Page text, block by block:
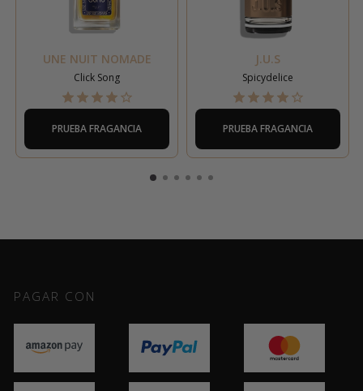
UNE NUIT NOMADE
Click Song
PRUEBA FRAGANCIA
J.U.S
Spicydelice
PRUEBA FRAGANCIA
PAGAR CON